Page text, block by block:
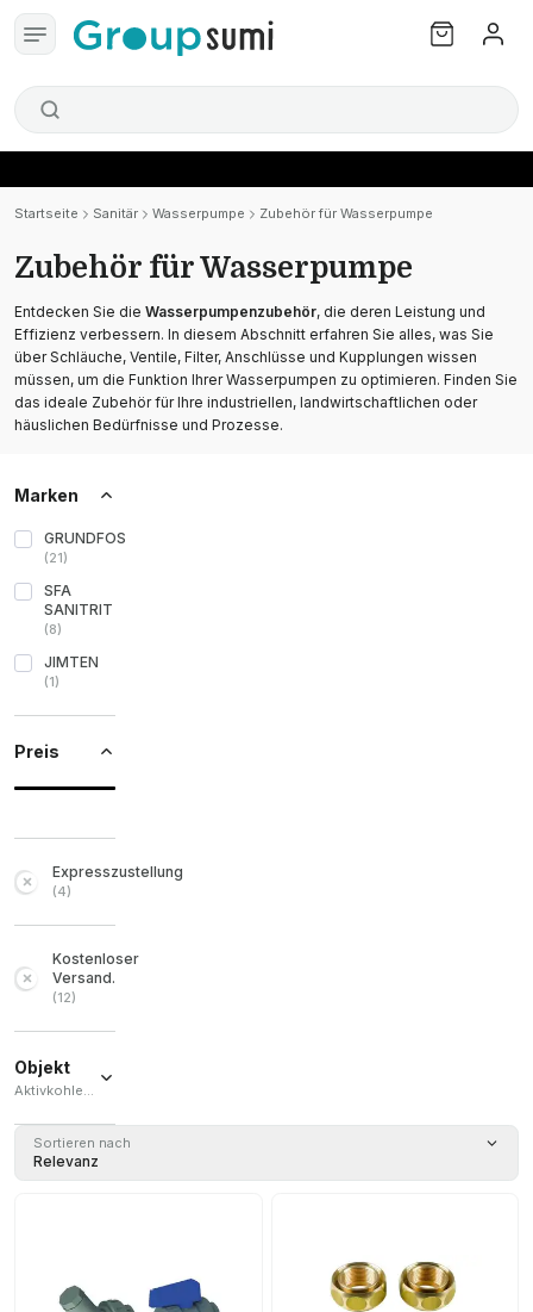
Startseite Sanitär Wasserpumpe Zubehör für Wasserpumpe
Zubehör für Wasserpumpe
Entdecken Sie die Wasserpumpenzubehör, die deren Leistung und
Effizienz verbessern. In diesem Abschnitt erfahren Sie alles, was Sie
über Schläuche, Ventile, Filter, Anschlüsse und Kupplungen wissen
müssen, um die Funktion Ihrer Wasserpumpen zu optimieren. Finden Sie
das ideale Zubehör für Ihre industriellen, landwirtschaftlichen oder
häuslichen Bedürfnisse und Prozesse.
Marken
GRUNDFOS
(21)
SFA
SANITRIT
(8)
JIMTEN
(1)
Preis
Expresszustellung
(4)
Kostenloser
Versand.
(12)
Objekt
Aktivkohlefilter / Anschlussset / Schlüssel
(1 )
Anschlussset
Sortieren nach
Relevanz